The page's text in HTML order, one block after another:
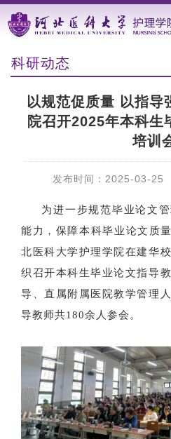
科研动态
以规范促质量 以指
院召开2025年本科生
培训
发布时间：2025-03-25
为进一步规范毕业论文
能力，保障本科毕业论文质
北医科大学护理学院在建华
织召开本科生毕业论文指导
导、直属附属医院教学管理
导教师共180余人参会。